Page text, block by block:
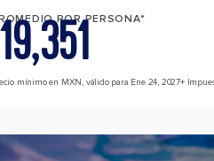
POR PERSONA*
19,351
mínimo en MXN, válido para Ene 24, 2027+